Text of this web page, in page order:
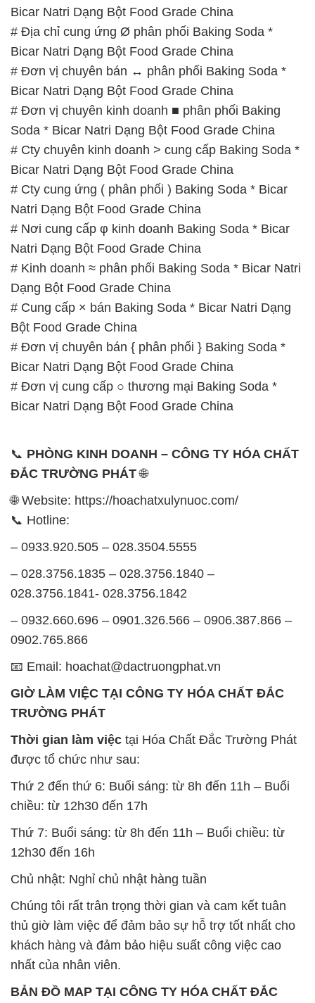
Bicar Natri Dạng Bột Food Grade China
# Địa chỉ cung ứng Ø phân phối Baking Soda *
Bicar Natri Dạng Bột Food Grade China
# Đơn vị chuyên bán ↔ phân phối Baking Soda *
Bicar Natri Dạng Bột Food Grade China
# Đơn vị chuyên kinh doanh ■ phân phối Baking
Soda * Bicar Natri Dạng Bột Food Grade China
# Cty chuyên kinh doanh > cung cấp Baking Soda *
Bicar Natri Dạng Bột Food Grade China
# Cty cung ứng ( phân phối ) Baking Soda * Bicar
Natri Dạng Bột Food Grade China
# Nơi cung cấp φ kinh doanh Baking Soda * Bicar
Natri Dạng Bột Food Grade China
# Kinh doanh ≈ phân phối Baking Soda * Bicar Natri
Dạng Bột Food Grade China
# Cung cấp × bán Baking Soda * Bicar Natri Dạng
Bột Food Grade China
# Đơn vị chuyên bán { phân phối } Baking Soda *
Bicar Natri Dạng Bột Food Grade China
# Đơn vị cung cấp ○ thương mại Baking Soda *
Bicar Natri Dạng Bột Food Grade China
📞 PHÒNG KINH DOANH – CÔNG TY HÓA CHẤT
ĐẮC TRƯỜNG PHÁT🌐
🌐 Website: https://hoachatxulynuoc.com/
📞 Hotline:
– 0933.920.505 – 028.3504.5555
– 028.3756.1835 – 028.3756.1840 –
028.3756.1841- 028.3756.1842
– 0932.660.696 – 0901.326.566 – 0906.387.866 –
0902.765.866
📧 Email: hoachat@dactruongphat.vn
GIỜ LÀM VIỆC TẠI CÔNG TY HÓA CHẤT ĐẮC
TRƯỜNG PHÁT
Thời gian làm việc tại Hóa Chất Đắc Trường Phát
được tổ chức như sau:
Thứ 2 đến thứ 6: Buổi sáng: từ 8h đến 11h – Buổi
chiều: từ 12h30 đến 17h
Thứ 7: Buổi sáng: từ 8h đến 11h – Buổi chiều: từ
12h30 đến 16h
Chủ nhật: Nghỉ chủ nhật hàng tuần
Chúng tôi rất trân trọng thời gian và cam kết tuân
thủ giờ làm việc để đảm bảo sự hỗ trợ tốt nhất cho
khách hàng và đảm bảo hiệu suất công việc cao
nhất của nhân viên.
BẢN ĐỒ MAP TẠI CÔNG TY HÓA CHẤT ĐẮC